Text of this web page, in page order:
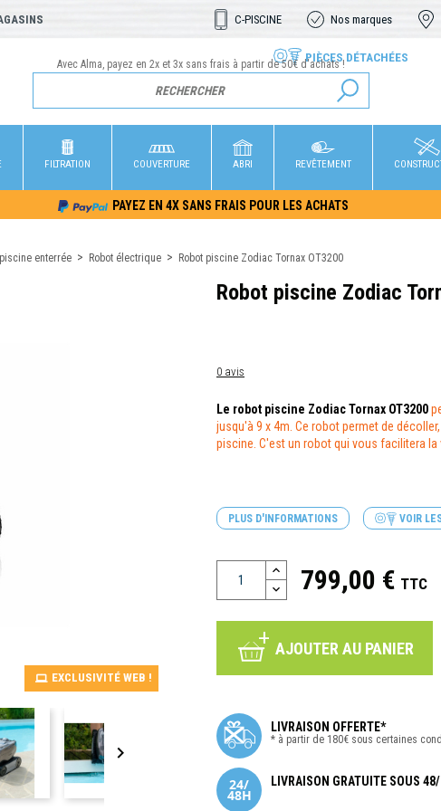
C-PISCINE Nos marques
PIÈCES DÉTACHÉES
Avec Alma, payez en 2x et 3x sans frais à partir de 50€ d'achats !
FILTRATION COUVERTURE ABRI REVÊTEMENT
PAYEZ EN 4X SANS FRAIS POUR LES ACHATS
enterrée Robot électrique Robot piscine Zodiac Tornax OT3200
EXCLUSIVITÉ WEB !

Robot piscine Zodiac
0 avis
Le robot piscine Zodiac Tornax OT3200
jusqu'à 9 x 4m. Ce robot permet de
piscine. C'est un robot qui vous facilitera la
PLUS D'INFORMATIONS VOIR
799,00 € TTC
AJOUTER AU PANIER
LIVRAISON OFFERTE*
* à partir de 180€ sous certaines
LIVRAISON GRATUITE SOUS